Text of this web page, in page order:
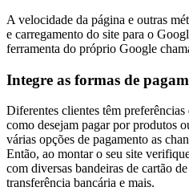
A velocidade da página e outras
e carregamento do site para o
ferramenta do próprio Google
Integre as formas de
Diferentes clientes têm
como desejam pagar por produtos
várias opções de pagamento as
Então, ao montar o seu site
com diversas bandeiras de cartão
transferência bancária e mais.